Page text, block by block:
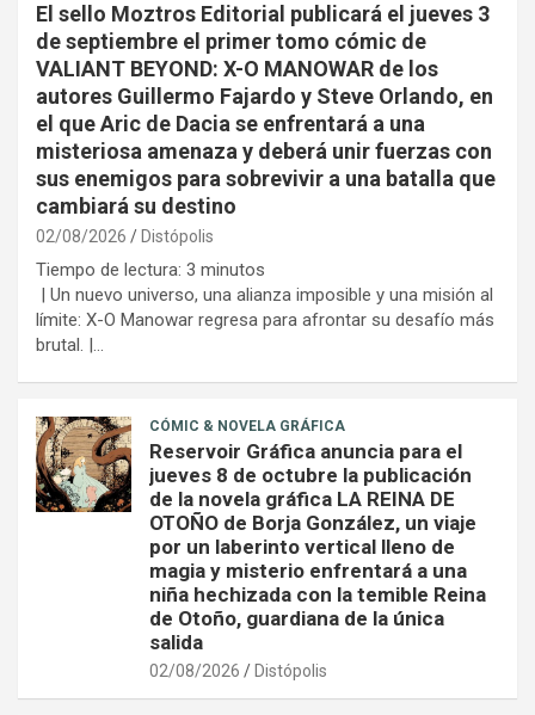
El sello Moztros Editorial publicará el jueves 3
de septiembre el primer tomo cómic de
VALIANT BEYOND: X-O MANOWAR de los
autores Guillermo Fajardo y Steve Orlando, en
el que Aric de Dacia se enfrentará a una
misteriosa amenaza y deberá unir fuerzas con
sus enemigos para sobrevivir a una batalla que
cambiará su destino
02/08/2026 Distópolis
Tiempo de lectura: 3 minutos
| Un nuevo universo, una alianza imposible y una misión al
límite: X-O Manowar regresa para afrontar su desafío más
brutal. |…
CÓMIC & NOVELA GRÁFICA
Reservoir Gráfica anuncia para el
jueves 8 de octubre la publicación
de la novela gráfica LA REINA DE
OTOÑO de Borja González, un viaje
por un laberinto vertical lleno de
magia y misterio enfrentará a una
niña hechizada con la temible Reina
de Otoño, guardiana de la única
salida
02/08/2026 Distópolis